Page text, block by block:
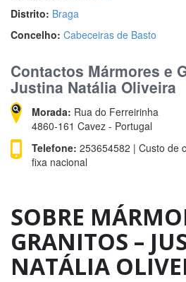
Distrito: Braga
Concelho: Cabeceiras de Basto
Contactos Mármores e
Justina Natália Oliveira
Morada: Rua do Ferreirinha
4860-161 Cavez - Portugal
Telefone: 253654582 | Custo de
fixa nacional
SOBRE
GRANITOS –
NATÁLIA